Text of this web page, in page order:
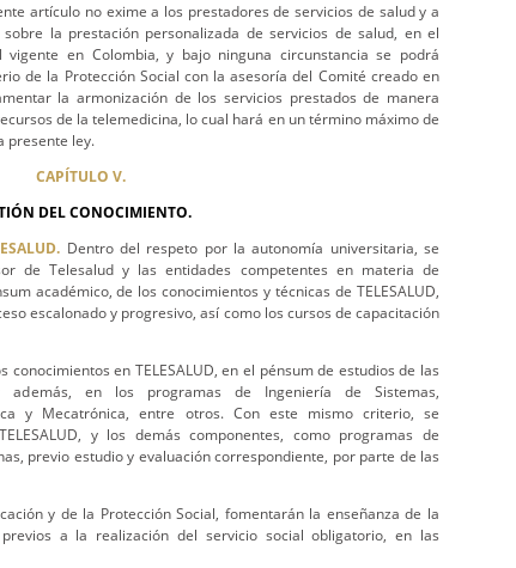
artículo no exime a los prestadores de servicios de salud y a
la prestación personalizada de servicios de salud, en el
en Colombia, y bajo ninguna circunstancia se podrá
de la Protección Social con la asesoría del Comité creado en
la armonización de los servicios prestados de manera
de la telemedicina, lo cual hará en un término máximo de
presente ley.
CAPÍTULO V.
DEL CONOCIMIENTO.
Dentro del respeto por la autonomía universitaria, se
de Telesalud y las entidades competentes en materia de
académico, de los conocimientos y técnicas de TELESALUD,
escalonado y progresivo, así como los cursos de capacitación
en TELESALUD, en el pénsum de estudios de las
en los programas de Ingeniería de Sistemas,
y Mecatrónica, entre otros. Con este mismo criterio, se
y los demás componentes, como programas de
previo estudio y evaluación correspondiente, por parte de las
y de la Protección Social, fomentarán la enseñanza de la
a la realización del servicio social obligatorio, en las